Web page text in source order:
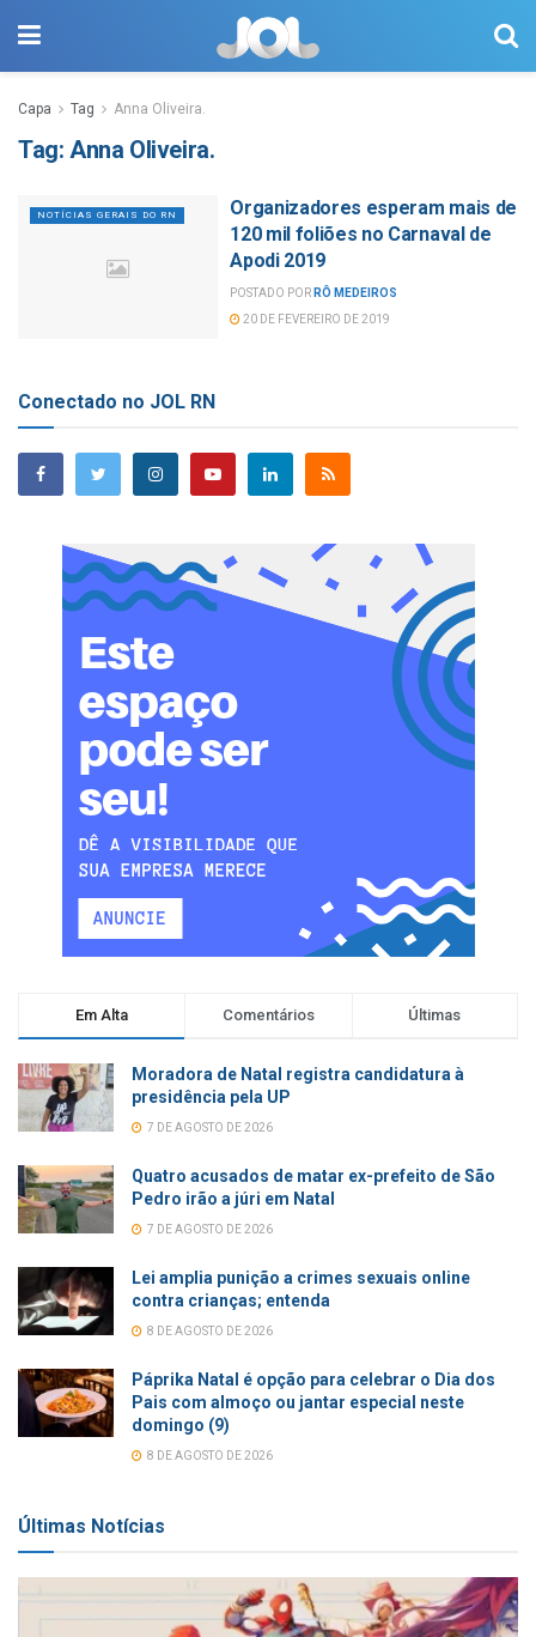
Capa Tag Anna Oliveira.
Tag: Anna Oliveira.
NOTÍCIAS GERAIS DO RN
Organizadores esperam mais de
120 mil foliões no Carnaval de
Apodi 2019
POSTADO POR RÔ MEDEIROS
20 DE FEVEREIRO DE 2019
Conectado no JOL RN
Em Alta Comentários Últimas
Moradora de Natal registra candidatura à
presidência pela UP
7 DE AGOSTO DE 2026
Quatro acusados de matar ex-prefeito de São
Pedro irão a júri em Natal
7 DE AGOSTO DE 2026
Lei amplia punição a crimes sexuais online
contra crianças; entenda
8 DE AGOSTO DE 2026
Páprika Natal é opção para celebrar o Dia dos
Pais com almoço ou jantar especial neste
domingo (9)
8 DE AGOSTO DE 2026
Últimas Notícias